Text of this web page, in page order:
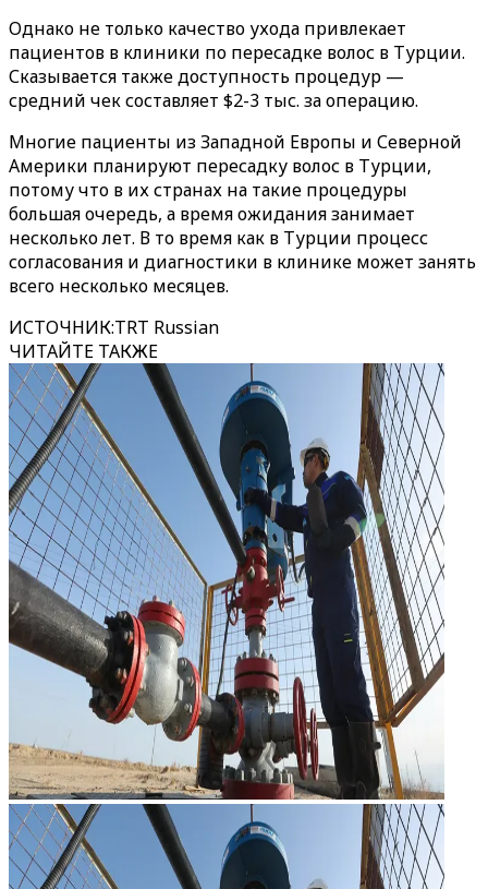
Однако не только качество ухода привлекает
пациентов в клиники по пересадке волос в Турции.
Сказывается также доступность процедур —
средний чек составляет $2-3 тыс. за операцию.
Многие пациенты из Западной Европы и Северной
Америки планируют пересадку волос в Турции,
потому что в их странах на такие процедуры
большая очередь, а время ожидания занимает
несколько лет. В то время как в Турции процесс
согласования и диагностики в клинике может занять
всего несколько месяцев.
ИСТОЧНИК:TRT Russian
ЧИТАЙТЕ ТАКЖЕ